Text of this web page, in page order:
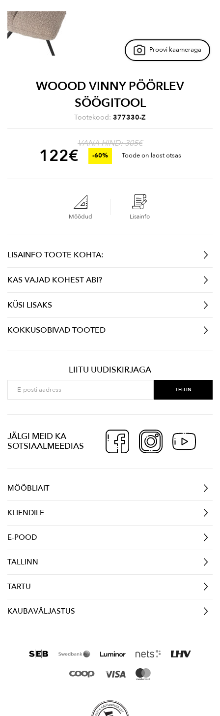
Proovi kaameraga
WOOOD VINNY PÖÖRLEV
SÖÖGITOOL
Tootekood: 377330-Z
VANA HIND: 305€
122€ -60% Toode on laost otsas
Mõõdud Lisainfo
LISAINFO TOOTE KOHTA:
KAS VAJAD KOHEST ABI?
KÜSI LISAKS
KOKKUSOBIVAD TOOTED
LIITU UUDISKIRJAGA
JÄLGI MEID KA
SOTSIAALMEEDIAS
MÖÖBLIAIT
KLIENDILE
E-POOD
TALLINN
TARTU
KAUBAVÄLJASTUS